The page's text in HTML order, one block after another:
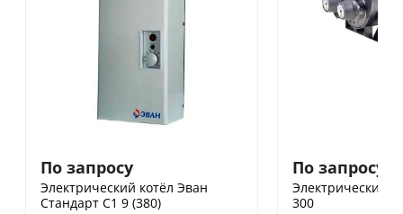
По запросу
Электрический котёл Эван
Стандарт С1 9 (380)
По запросу
Электрический
300